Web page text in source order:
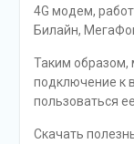
4G модем,
Билайн,
Таким образом,
подключение к
пользоваться
Скачать